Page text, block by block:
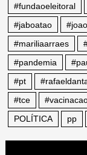
#fundaoeleitoral
#jaboatao
#mariliaarraes
#pandemia
#pt
#tce
POLÍTICA
pp